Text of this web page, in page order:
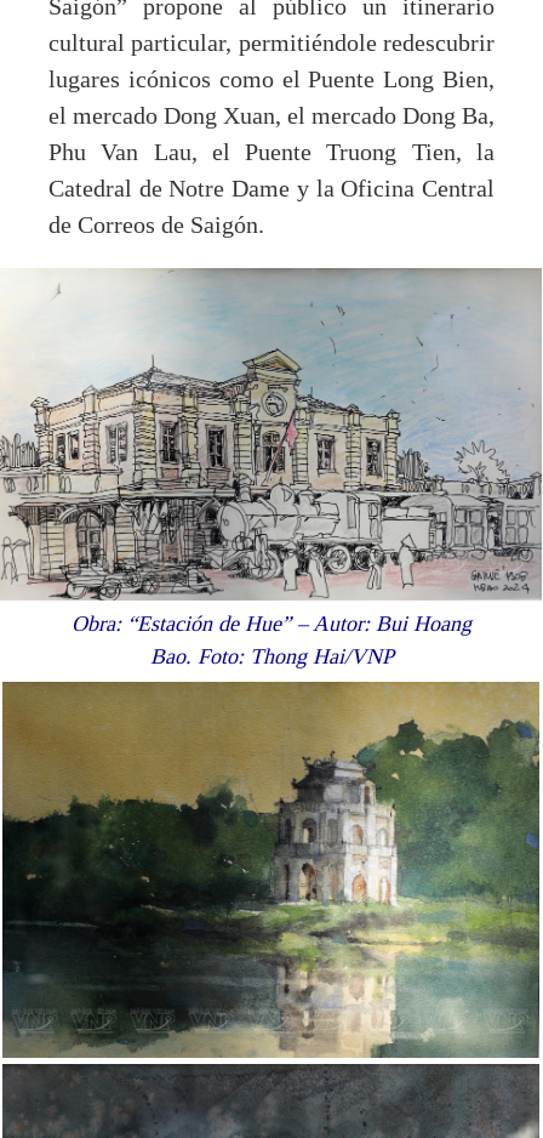
Saigón” propone al público un itinerario
cultural particular, permitiéndole redescubrir
lugares icónicos como el Puente Long Bien,
el mercado Dong Xuan, el mercado Dong Ba,
Phu Van Lau, el Puente Truong Tien, la
Catedral de Notre Dame y la Oficina Central
de Correos de Saigón.
Obra: “Estación de Hue” – Autor: Bui Hoang
Bao. Foto: Thong Hai/VNP